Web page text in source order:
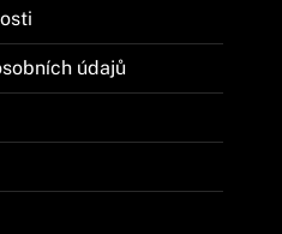
údajů